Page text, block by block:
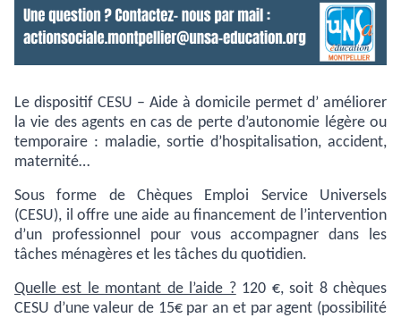
Le dispositif CESU – Aide à domicile permet d’ améliorer
la vie des agents en cas de perte d’autonomie légère ou
temporaire : maladie, sortie d’hospitalisation, accident,
maternité…
Sous forme de Chèques Emploi Service Universels
(CESU), il offre une aide au financement de l’intervention
d’un professionnel pour vous accompagner dans les
tâches ménagères et les tâches du quotidien.
Quelle est le montant de l’aide ?120 €, soit 8 chèques
CESU d’une valeur de 15€ par an et par agent (possibilité